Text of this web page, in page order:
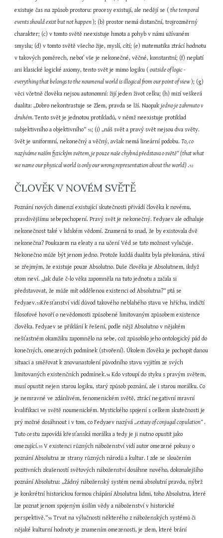
existuje čas na způsob prostoru: procesy existují, ale nedějí se ( the temporal
events should exist but not happen ); (b) prostor nemá distanční, trojrozměrný
charakter; (c) v tomto světě neexistuje hmota a pohyb v námi užívaném
smyslu; (d) v tomto světě všecho žije, myslí, cítí; (e) matematika ztrácí hodnotu
v takových poměrech, neboť vše je nekonečné, věčné, konstantní; (f) neplatí
ani klasické logické axiomy, tento svět je mimo logiku ( outside of logic -
everything that belongs to the noumenal world is illogical from our point of view ); (g)
věci včetně člověka nejsou autonomní: žijí jeden život celku; (h) mizí veškerá
dualita: „Dobro nekontrastuje se Zlem, pravda se lží. Naopak jedno je zahrnuto v
druhém. Tento svět je jednotou protikladů, v němž neexistuje protiklad
subjektivního a objektivního“ 51; (i) „náš svět a pravý svět nejsou dva světy.
Svět je uniformní, nekonečný a věčný, avšak nemá lineární podobu. To, co
nazýváme naším fyzickým světem, je pouze naše chybná představa o světě“ (that what
we name our physical world is only our wrong representation about the world) .52
ČLOVĚK V NOVÉM SVĚTĚ
Poznání nových dimenzí existující skutečnosti přivádí člověka k novému,
pravdivějšímu sebepochopení. Pravý svět je nekonečný. Fedyaev ale odhaluje
nekonečnost také v lidském vědomí. Znamená to snad, že by existovala dvě
nekonečna? Poukazem na eleaty a na učení Véd se tato možnost vylučuje.
Nekonečno může být jenom jedno. Protože každá dualita byla překonána, stává
se zřejmým, že existuje pouze Absolutno. Duše člověka je Absolutnem, ikdyž
otom neví. „Jak duše č-lo věka zapomněla na tuto jednotu a začala si
představovat, že může mít oddělenou existenci od Absolutna?“ ptá se
Fedyaev.53Křesťanství vidí důvod takového neblahého stavu ve hříchu, indičtí
filosofové hovoří o nevědomosti způsobené limitovaným způsobem existence
člověka. Fedyaev se přiklání k řešení, podle nějž Absolutno v nějakém
nešťastném okamžiku zapomnělo na sebe, což způsobilo jeho ontologický pád do
konečných, omezených podmínek (stvoření). Úkolem člověka je pochopit danou
situaci a směřovat k znovunastolení původního stavu vyjitím ze svých
limitovaných existenčních podmínek.54 Kdo vstoupí do styku s pravým světem,
musí opustit nejen starou logiku, starý způsob poznání, ale i starou morálku. Co
je nemravné ve zdánlivém, fenomenickém světě, ztrácí negativní mravní
kvalifikaci ve světě noumenickém. Mystického spojení s celkem skutečnosti je
prý možné dosáhnout i v tom, co Fedyaev nazývá „extasy of conjugal copulation“ .
Tuto cestu zapovídá křesťanská morálka a tedy je ji nutno opustit jako
omezující.55 V existenci různých náboženství vidí autor omezené pokusy o
poznání Absolutna ze strany různých národů a kultur. I zde se sloučením
pozitivních zkušeností světových náboženství dosáhne nového, dokonalejšího
poznání Absolutna: „Žádný náboženský systém nemá absolutní pravdu, nýbrž
je konkrétní historickou formou chápání Absolutna lidmi, toho Absolutna, které
lze poznat jenom spojeným úsilím vědy a náboženství v historické
perspektivě.“56 Trvat na výlučnosti některého z náboženských systémů či
nějaké kulturní hodnoty je znamením omezenosti, je zlem, které brání